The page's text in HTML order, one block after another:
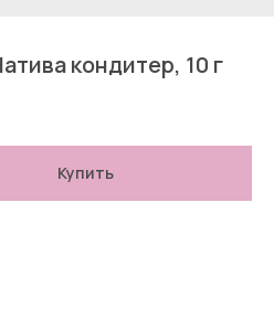
кондитер, 10 г
Купить